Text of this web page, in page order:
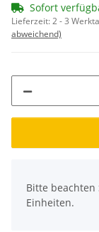
Sofort
Lieferzeit:2 - 3
abweichend)
Bitte beachten
Einheiten.